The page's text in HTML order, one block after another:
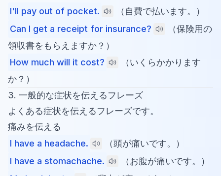
I'll pay out of pocket.
（自費で払います。）
Can I get a receipt for insurance?
（保険用の
領収書をもらえますか？）
How much will it cost?
（いくらかかります
か？）
3. 一般的な症状を伝えるフレーズ
よくある症状を伝えるフレーズです。
痛みを伝える
I have a headache.
（頭が痛いです。）
I have a stomachache.
（お腹が痛いです。）